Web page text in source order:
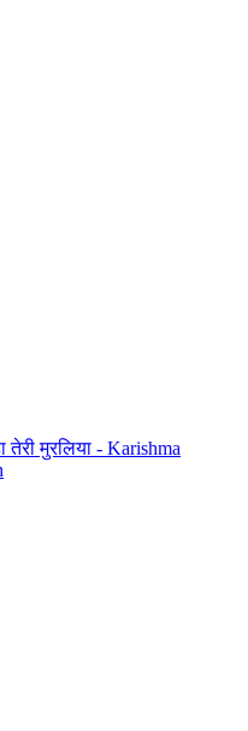
मुरलिया - Karishma